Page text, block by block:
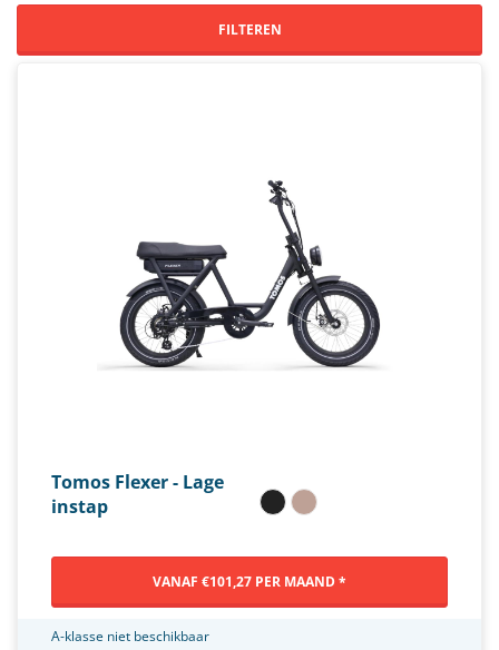
FILTEREN
Tomos Flexer - Lage
instap
VANAF €101,27 PER MAAND *
A-klasse niet beschikbaar